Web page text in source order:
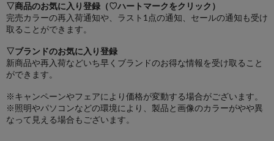
▽商品のお気に入り登録（♡ハートマークをクリック）
完売カラーの再入荷通知や、ラスト1点の通知、セールの通知も受け
取ることができます。
▽ブランドのお気に入り登録
新商品や再入荷などいち早くブランドのお得な情報を受け取ること
ができます。
※キャンペーンやフェアにより価格が変動する場合がございます。
※照明やパソコンなどの環境により、製品と画像のカラーがやや異
なって見える場合もございます。